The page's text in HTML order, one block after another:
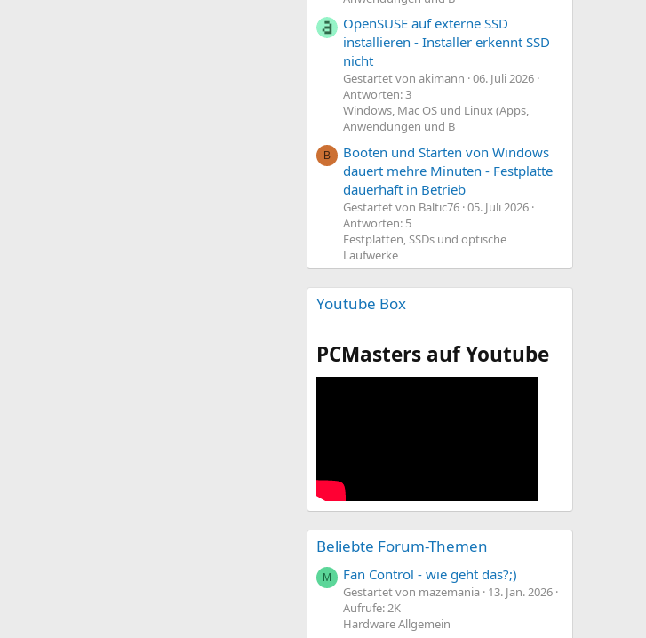
OpenSUSE auf externe SSD
installieren - Installer erkennt SSD
nicht
Gestartet von akimann 06. Juli 2026
Antworten: 3
Windows, Mac OS und Linux (Apps,
Anwendungen und B
B
Booten und Starten von Windows
dauert mehre Minuten - Festplatte
dauerhaft in Betrieb
Gestartet von Baltic76 05. Juli 2026
Antworten: 5
Festplatten, SSDs und optische
Laufwerke
Youtube Box
PCMasters auf Youtube
Beliebte Forum-Themen
M Fan Control - wie geht das?;)
Gestartet von mazemania 13. Jan. 2026
Aufrufe: 2K
Hardware Allgemein